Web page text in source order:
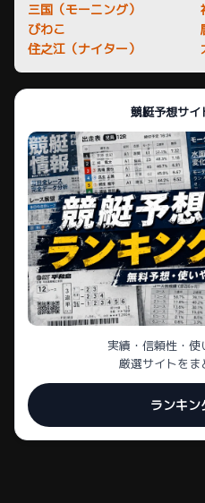
三国（モーニング）
びわこ
住之江（ナイター）
競艇予想サイ
実績・信頼性・使
厳選サイトをま
ランキン